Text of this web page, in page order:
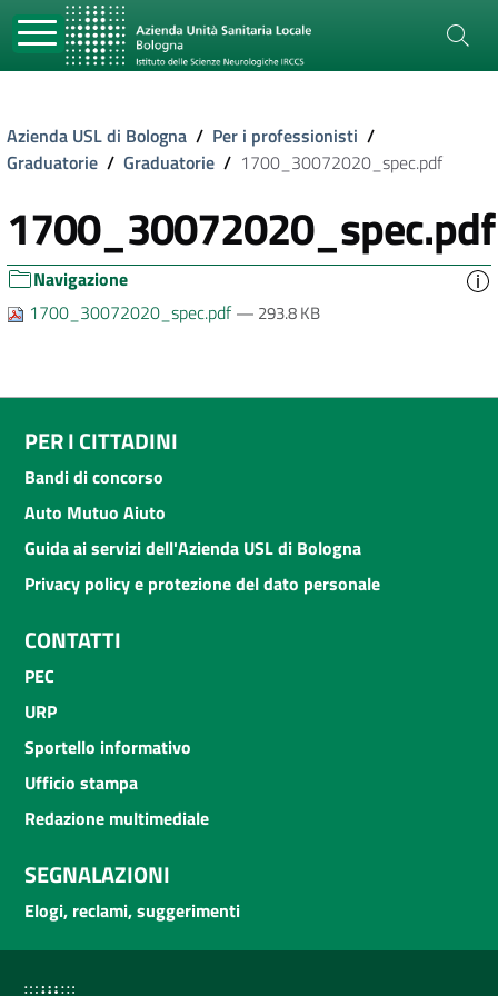
Azienda USL di Bologna / Per i professionisti /
Graduatorie / Graduatorie / 1700_30072020_spec.pdf
1700_30072020_spec.pdf
Navigazione
1700_30072020_spec.pdf— 293.8 KB
PER I CITTADINI
Bandi di concorso
Auto Mutuo Aiuto
Guida ai servizi dell'Azienda USL di Bologna
Privacy policy e protezione del dato personale
CONTATTI
PEC
URP
Sportello informativo
Ufficio stampa
Redazione multimediale
SEGNALAZIONI
Elogi, reclami, suggerimenti